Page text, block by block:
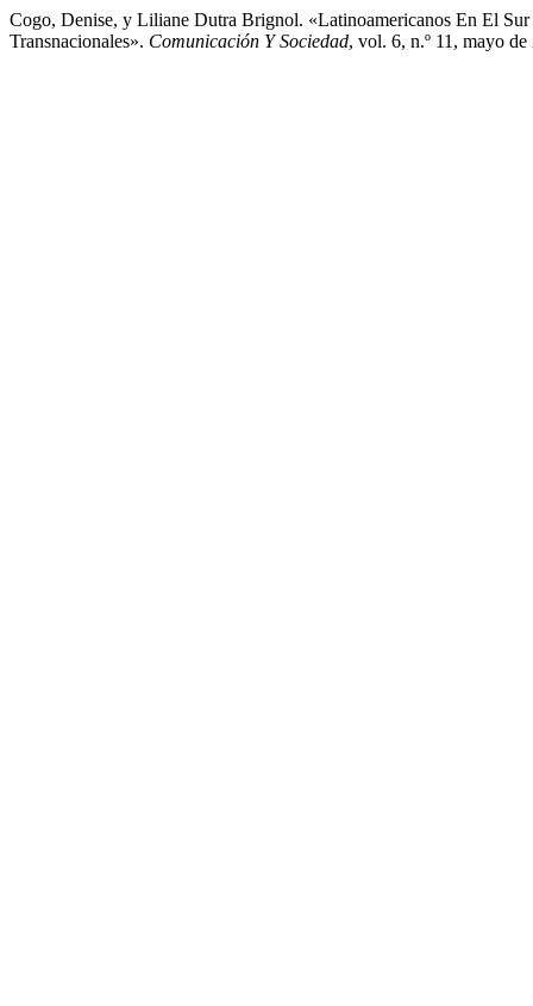
Cogo, Denise, y Liliane Dutra Brignol. «Latinoamericanos En El
Transnacionales». Comunicación Y Sociedad, vol. 6, n.º 11, mayo